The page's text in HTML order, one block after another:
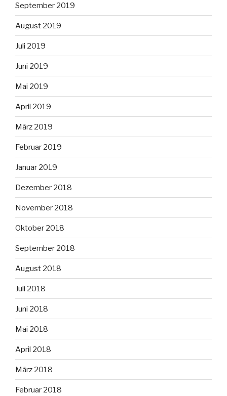
September 2019
August 2019
Juli 2019
Juni 2019
Mai 2019
April 2019
März 2019
Februar 2019
Januar 2019
Dezember 2018
November 2018
Oktober 2018
September 2018
August 2018
Juli 2018
Juni 2018
Mai 2018
April 2018
März 2018
Februar 2018